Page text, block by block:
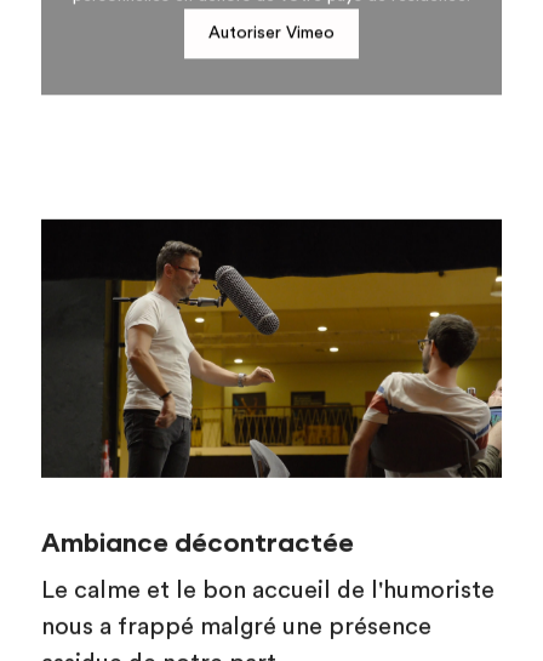
Autoriser Vimeo
Ambiance décontractée
Le calme et le bon accueil de l'humoriste
nous a frappé malgré une présence